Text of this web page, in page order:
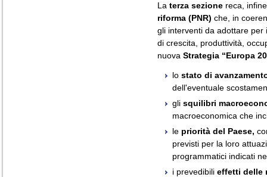
La terza sezione reca,
riforma (PNR) che, in
gli interventi da adottare per
di crescita, produttività,
nuova Strategia “Europa
lo stato di
dell'eventuale
gli squilibri
macroeconomica che
le priorità del Paese,
previsti per la loro
programmatici indicati
i prevedibili effetti delle